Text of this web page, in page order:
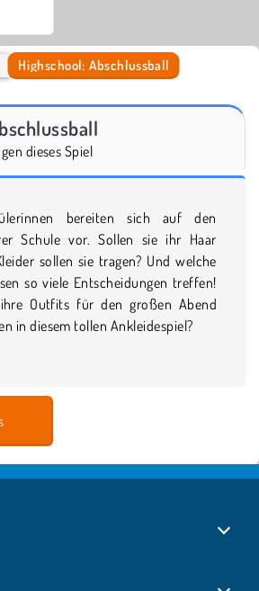
Highschool: Abschlussball
dieses Spiel
bereiten sich auf den
Schule vor. Sollen sie ihr Haar
sollen sie tragen? Und welche
so viele Entscheidungen treffen!
Outfits für den großen Abend
in diesem tollen Ankleidespiel?